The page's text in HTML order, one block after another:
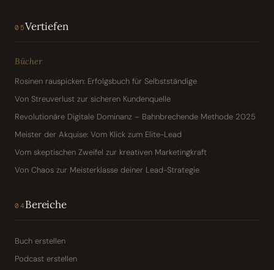
05Vertiefen
Bücher
Rosinen rauspicken: Erfolgsbuch für Selbstständige
Von Streuverlust zur sicheren Kundenquelle
Revolutionäre Digitale Dominanz – Bahnbrechende Methode 2025
Meister der Akquise: Vom Klick zum Elite-Lead
Vom skeptischen Zweifel zur kreativen Marketingkraft
Von Chaos zur Meisterklasse deiner Lead-Strategie
04Bereiche
Buch erstellen
Podcast erstellen